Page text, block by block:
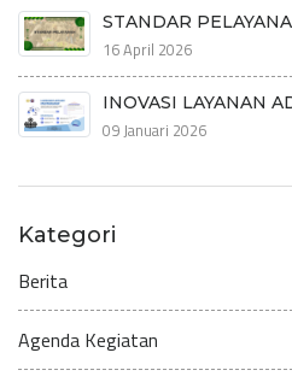
STANDAR
16 April 2026
INOVASI LAYANAN
09 Januari 2026
Kategori
Berita
Agenda Kegiatan